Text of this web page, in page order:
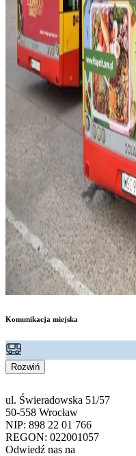
Komunikacja miejska
Rozwiń
ul. Świeradowska 51/57
50-558 Wrocław
NIP: 898 22 01 766
REGON: 022001057
Odwiedź nas na